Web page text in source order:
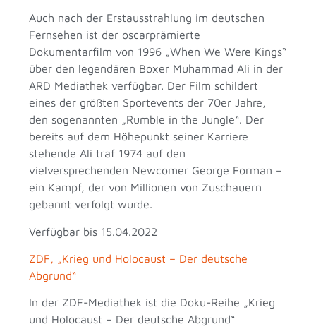
Auch nach der Erstausstrahlung im deutschen
Fernsehen ist der oscarprämierte
Dokumentarfilm von 1996 „When We Were Kings“
über den legendären Boxer Muhammad Ali in der
ARD Mediathek verfügbar. Der Film schildert
eines der größten Sportevents der 70er Jahre,
den sogenannten „Rumble in the Jungle“. Der
bereits auf dem Höhepunkt seiner Karriere
stehende Ali traf 1974 auf den
vielversprechenden Newcomer George Forman –
ein Kampf, der von Millionen von Zuschauern
gebannt verfolgt wurde.
Verfügbar bis 15.04.2022
ZDF, „Krieg und Holocaust – Der deutsche
Abgrund“
In der ZDF-Mediathek ist die Doku-Reihe „Krieg
und Holocaust – Der deutsche Abgrund“